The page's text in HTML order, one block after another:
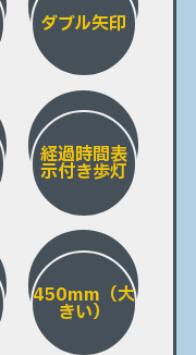
ダブル矢印
経過時間表
示付き歩灯
450mm（大
きい）